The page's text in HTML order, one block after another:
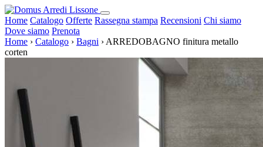
Home Catalogo Offerte Rassegna stampa Recensioni Chi siamo
Dove siamo Prenota
Home › Catalogo › Bagni › ARREDOBAGNO finitura metallo
corten